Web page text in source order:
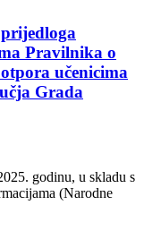
Pravilnika o
učenicima
Grada
godinu, u skladu s
(Narodne